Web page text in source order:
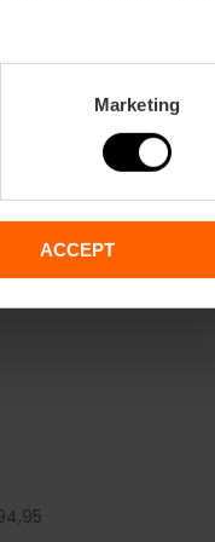
Marketing
ACCEPT
95